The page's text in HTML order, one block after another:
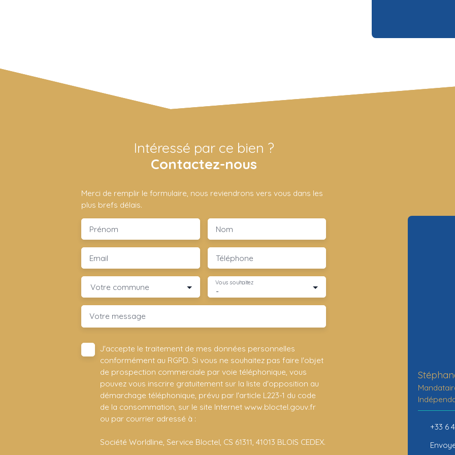
Intéressé par ce bien ?
Contactez-nous
Merci de remplir le formulaire, nous reviendrons vers vous dans les
plus brefs délais.
Prénom Nom
Email Téléphone
Votre commune -
Vous souhaitez
Votre message
J'accepte le traitement de mes données personnelles
conformément au RGPD. Si vous ne souhaitez pas faire l'objet
de prospection commerciale par voie téléphonique, vous
pouvez vous inscrire gratuitement sur la liste d'opposition au
démarchage téléphonique, prévu par l'article L223-1 du code
de la consommation, sur le site Internet www.bloctel.gouv.fr
ou par courrier adressé à :
Société Worldline, Service Bloctel, CS 61311, 41013 BLOIS CEDEX.
+33 6